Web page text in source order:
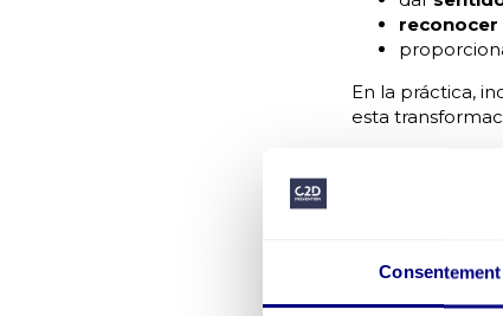
Consentement
reconocer
En la práctica,
esta